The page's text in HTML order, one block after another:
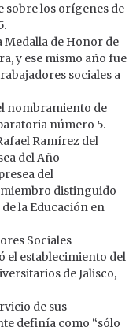
sobre los orígenes de
Medalla de Honor de
y ese mismo año fue
sociales a
nombramiento de
número 5.
Ramírez del
del Año
del
distinguido
la Educación en
Sociales
el establecimiento del
de Jalisco,
de sus
definía como “sólo